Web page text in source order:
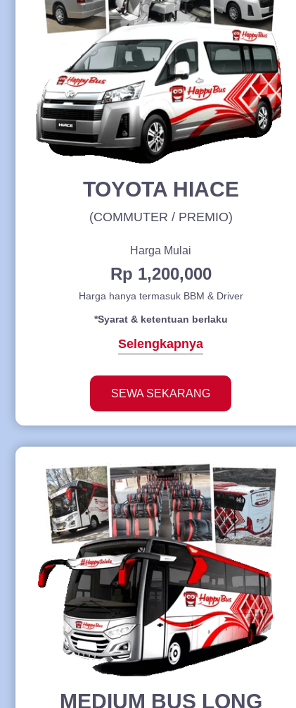
TOYOTA HIACE
(COMMUTER / PREMIO)
Harga Mulai
Rp 1,200,000
Harga hanya termasuk BBM & Driver
*Syarat & ketentuan berlaku
Selengkapnya
SEWA SEKARANG
MEDIUM BUS LONG